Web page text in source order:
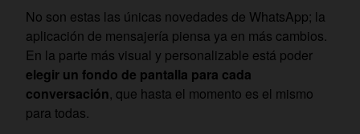
No son estas las únicas novedades de WhatsApp; la
aplicación de mensajería piensa ya en más cambios.
En la parte más visual y personalizable está poder
elegir un fondo de pantalla para cada
conversación, que hasta el momento es el mismo
para todas.